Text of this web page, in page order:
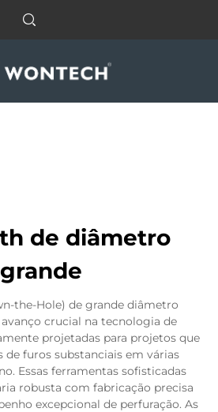
de diâmetro
grande
the-Hole) de grande diâmetro
crucial na tecnologia de
projetadas para projetos que
de furos substanciais em várias
Essas ferramentas sofisticadas
robusta com fabricação precisa
excepcional de perfuração. As